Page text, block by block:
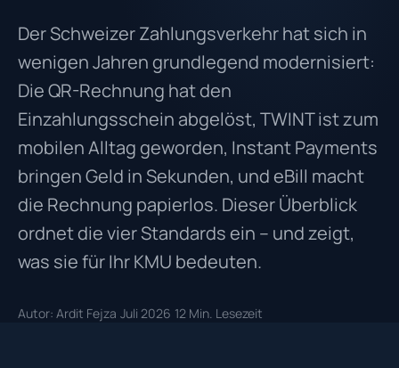
Der Schweizer Zahlungsverkehr hat sich in
wenigen Jahren grundlegend modernisiert:
Die QR-Rechnung hat den
Einzahlungsschein abgelöst, TWINT ist zum
mobilen Alltag geworden, Instant Payments
bringen Geld in Sekunden, und eBill macht
die Rechnung papierlos. Dieser Überblick
ordnet die vier Standards ein – und zeigt,
was sie für Ihr KMU bedeuten.
Autor: Ardit Fejza Juli 2026 12 Min. Lesezeit